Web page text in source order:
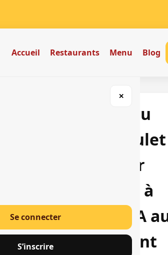
Accueil Restaurants Menu Blog
✕
Se connecter
S’inscrire
Attieke au
Demi
Un Trésor
Culinaire à
5000 FCFA
Restaurant